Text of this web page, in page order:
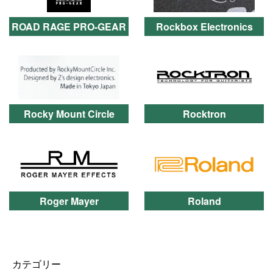
ROAD RAGE PRO-GEAR Rockbox Electronics
Rocky Mount Circle Rocktron
Roger Mayer Roland
カテゴリー